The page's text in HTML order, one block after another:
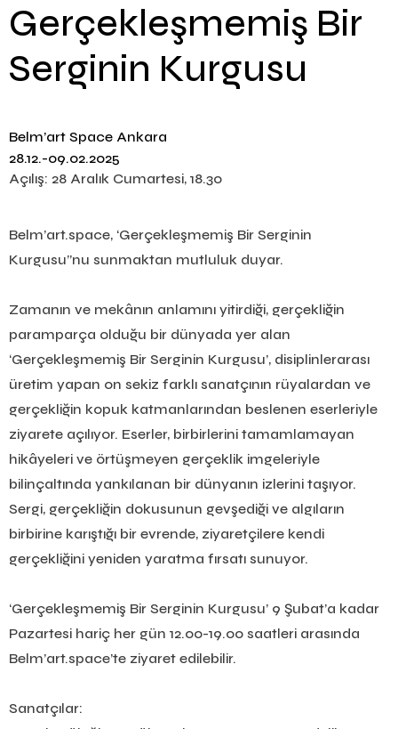
Gerçekleşmemiş Bir
Serginin Kurgusu
Belm’art Space Ankara
28.12.-09.02.2025
Açılış: 28 Aralık Cumartesi, 18.30
Belm’art.space, ‘Gerçekleşmemiş Bir Serginin
Kurgusu’’nu sunmaktan mutluluk duyar.
Zamanın ve mekânın anlamını yitirdiği, gerçekliğin
paramparça olduğu bir dünyada yer alan
‘Gerçekleşmemiş Bir Serginin Kurgusu’, disiplinlerarası
üretim yapan on sekiz farklı sanatçının rüyalardan ve
gerçekliğin kopuk katmanlarından beslenen eserleriyle
ziyarete açılıyor. Eserler, birbirlerini tamamlamayan
hikâyeleri ve örtüşmeyen gerçeklik imgeleriyle
bilinçaltında yankılanan bir dünyanın izlerini taşıyor.
Sergi, gerçekliğin dokusunun gevşediği ve algıların
birbirine karıştığı bir evrende, ziyaretçilere kendi
gerçekliğini yeniden yaratma fırsatı sunuyor.
‘Gerçekleşmemiş Bir Serginin Kurgusu’ 9 Şubat’a kadar
Pazartesi hariç her gün 12.00-19.00 saatleri arasında
Belm’art.space’te ziyaret edilebilir.
Sanatçılar: